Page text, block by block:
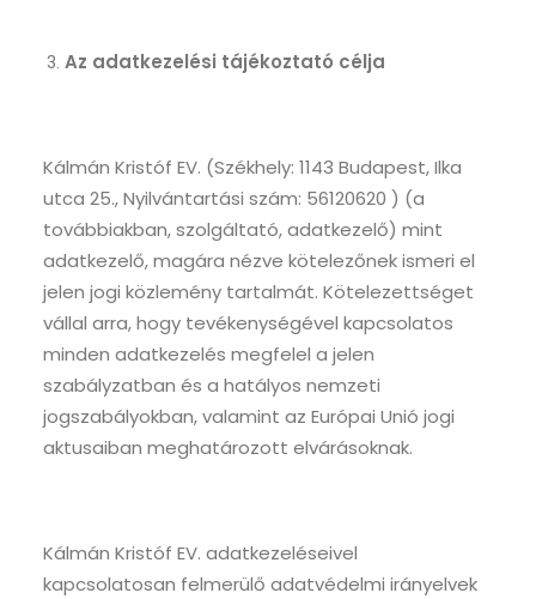
Az adatkezelési tájékoztató célja
Kálmán Kristóf EV. (Székhely: 1143 Budapest, Ilka
utca 25., Nyilvántartási szám: 56120620 ) (a
továbbiakban, szolgáltató, adatkezelő) mint
adatkezelő, magára nézve kötelezőnek ismeri el
jelen jogi közlemény tartalmát. Kötelezettséget
vállal arra, hogy tevékenységével kapcsolatos
minden adatkezelés megfelel a jelen
szabályzatban és a hatályos nemzeti
jogszabályokban, valamint az Európai Unió jogi
aktusaiban meghatározott elvárásoknak.
Kálmán Kristóf EV. adatkezeléseivel
kapcsolatosan felmerülő adatvédelmi irányelvek